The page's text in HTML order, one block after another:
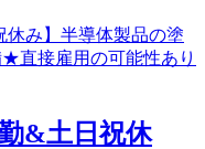
勤&土日祝休